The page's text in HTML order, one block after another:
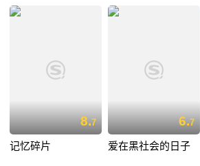
8.7
记忆碎片
6.7
爱在黑社会的日子